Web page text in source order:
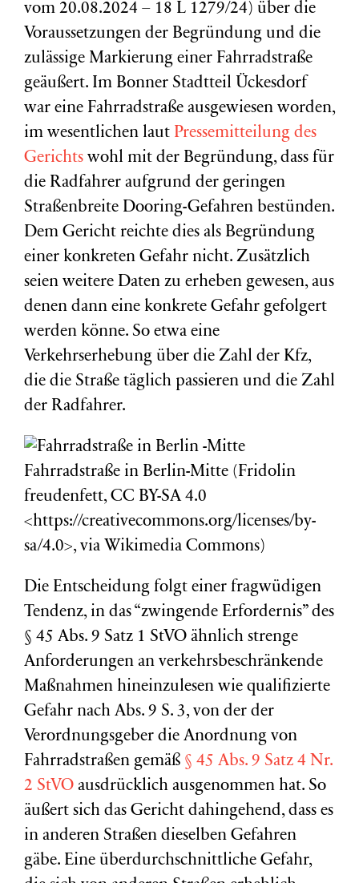
vom 20.08.2024 – 18 L 1279/24) über die
Voraussetzungen der Begründung und die
zulässige Markierung einer Fahrradstraße
geäußert. Im Bonner Stadtteil Ückesdorf
war eine Fahrradstraße ausgewiesen worden,
im wesentlichen laut Pressemitteilung des
Gerichts wohl mit der Begründung, dass für
die Radfahrer aufgrund der geringen
Straßenbreite Dooring-Gefahren bestünden.
Dem Gericht reichte dies als Begründung
einer konkreten Gefahr nicht. Zusätzlich
seien weitere Daten zu erheben gewesen, aus
denen dann eine konkrete Gefahr gefolgert
werden könne. So etwa eine
Verkehrserhebung über die Zahl der Kfz,
die die Straße täglich passieren und die Zahl
der Radfahrer.
Fahrradstraße in Berlin-Mitte (Fridolin
freudenfett, CC BY-SA 4.0
<https://creativecommons.org/licenses/by-
sa/4.0>, via Wikimedia Commons)
Die Entscheidung folgt einer fragwüdigen
Tendenz, in das “zwingende Erfordernis” des
§ 45 Abs. 9 Satz 1 StVO ähnlich strenge
Anforderungen an verkehrsbeschränkende
Maßnahmen hineinzulesen wie qualifizierte
Gefahr nach Abs. 9 S. 3, von der der
Verordnungsgeber die Anordnung von
Fahrradstraßen gemäß § 45 Abs. 9 Satz 4 Nr.
2 StVO ausdrücklich ausgenommen hat. So
äußert sich das Gericht dahingehend, dass es
in anderen Straßen dieselben Gefahren
gäbe. Eine überdurchschnittliche Gefahr,